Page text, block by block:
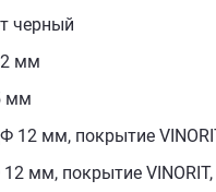
черный
мм
мм
мм, покрытие
мм, покрытие